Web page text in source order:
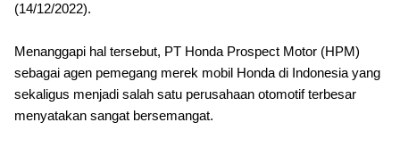
(14/12/2022).
Menanggapi hal tersebut, PT Honda Prospect Motor (HPM)
sebagai agen pemegang merek mobil Honda di Indonesia yang
sekaligus menjadi salah satu perusahaan otomotif terbesar
menyatakan sangat bersemangat.